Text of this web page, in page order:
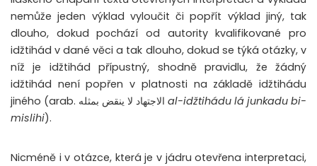
nemůže jeden výklad vyloučit či popřít výklad jiný, tak
dlouho, dokud pochází od autority kvalifikované pro
idžtihád v dané věci a tak dlouho, dokud se týká otázky, v
níž je idžtihád přípustný, shodně pravidlu, že žádný
idžtihád není popřen v platnosti na základě idžtihádu
jiného (arab.
al-idžtihádu lá junkadu bi-
mislihi).
Nicméně i v otázce, která je v jádru otevřena interpretaci,